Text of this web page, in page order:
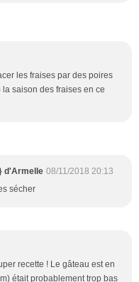
les fraises par des poires
la saison des fraises en ce
d'Armelle 08/11/2018 20:13
sécher
recette ! Le gâteau est en
était probablement trop bas